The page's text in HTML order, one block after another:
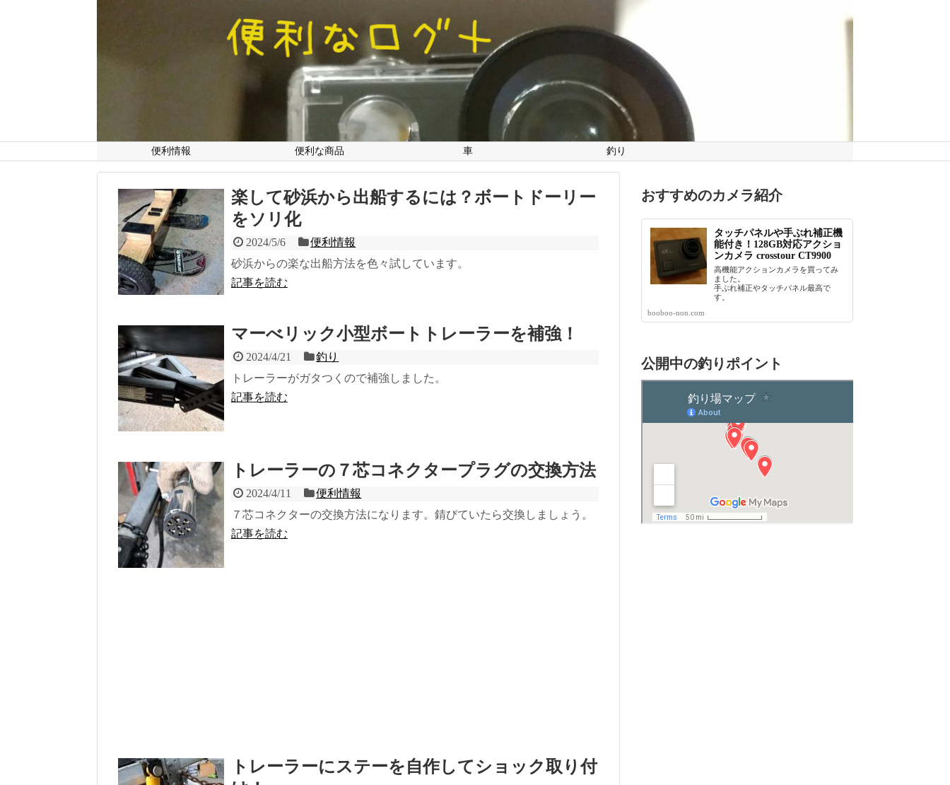
便利情報 便利な商品 車 釣り
楽して砂浜から出船するには？ボートドーリー
をソリ化
2024/5/6
便利情報
砂浜からの楽な出船方法を色々試しています。
記事を読む
マーべリック小型ボートトレーラーを補強！
2024/4/21
釣り
トレーラーがガタつくので補強しました。
記事を読む
トレーラーの７芯コネクタープラグの交換方法
2024/4/11
便利情報
７芯コネクターの交換方法になります。錆びていたら交換しましょう。
記事を読む
トレーラーにステーを自作してショック取り付
おすすめのカメラ紹介
タッチパネルや手ぶれ補正機
能付き！128GB対応アクショ
ンカメラ crosstour CT9900
高機能アクションカメラを買ってみ
ました。
手ぶれ補正やタッチパネル最高で
す。
booboo-non.com
公開中の釣りポイント